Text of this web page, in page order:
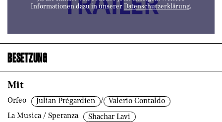
Informationen dazu in unserer Datenschutzerklärung.
BESETZUNG
Mit
Orfeo Julian Prégardien /
Valerio Contaldo
La Musica / Speranza
Shachar Lavi